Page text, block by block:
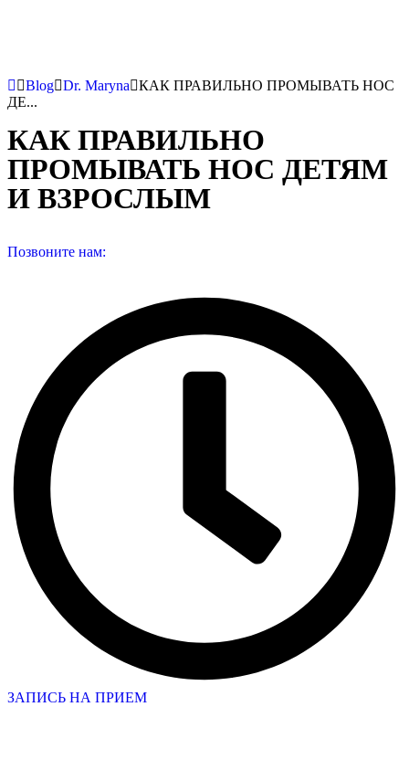
Blog Dr. Maryna
КАК ПРАВИЛЬНО ПРОМЫВАТЬ НОС
ДЕ...
КАК ПРАВИЛЬНО
ПРОМЫВАТЬ НОС ДЕТЯМ
И ВЗРОСЛЫМ
Позвоните нам:
ЗАПИСЬ НА ПРИЕМ